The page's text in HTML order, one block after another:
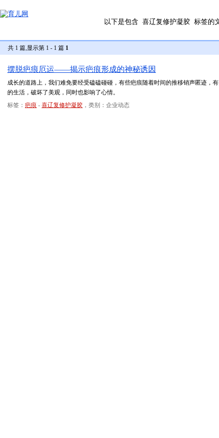
以下是包含 喜辽复修护凝胶 标签的
共 1 篇,显示第 1 - 1 篇 1
摆脱疤痕厄运——揭示疤痕形成的神秘诱因
成长的道路上，我们难免要经受磕磕碰碰，有些疤痕随着时间的推移销声匿迹，
的生活，破坏了美观，同时也影响了心情。
标签： 疤痕 - 喜辽复修护凝胶 ，类别：企业动态